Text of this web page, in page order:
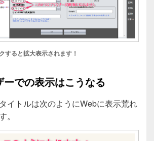
すると拡大表示されます！
での表示はこうなる
イトルは次のようにWebに表示荒れ
。